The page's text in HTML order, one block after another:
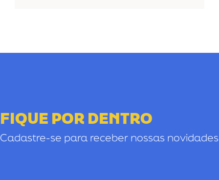
FIQUE POR DENTRO
Cadastre-se para receber nossas novidades